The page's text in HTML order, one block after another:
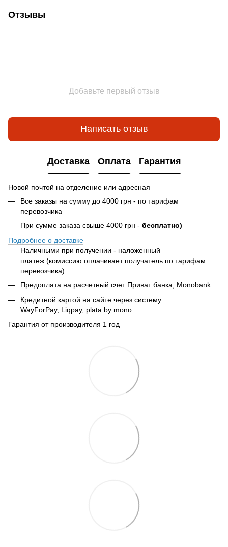
Отзывы
Добавьте первый отзыв
Написать отзыв
Доставка Оплата Гарантия
Новой почтой на отделение или адресная
Все заказы на сумму до 4000 грн - по тарифам
перевозчика
При сумме заказа свыше 4000 грн - бесплатно)
Подробнее о доставке
Наличными при получении - наложенный
платеж (комиссию оплачивает получатель по тарифам
перевозчика)
Предоплата на расчетный счет Приват банка, Monobank
Кредитной картой на сайте через систему
WayForPay, Liqpay, plata by mono
Гарантия от производителя 1 год